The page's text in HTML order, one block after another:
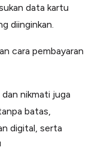
data kartu
diinginkan.
cara pembayaran
nikmati juga
batas,
digital, serta